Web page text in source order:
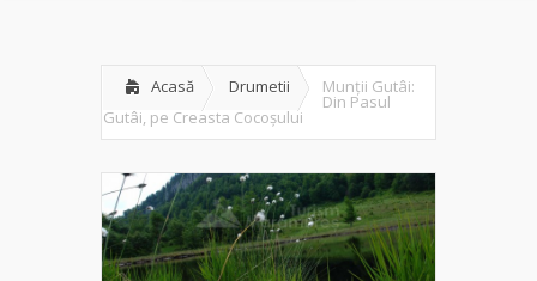
Acasă Drumetii Munții Gutâi:
Din Pasul
Gutâi, pe Creasta Cocoșului